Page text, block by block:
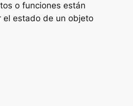
o funciones están
el estado de un objeto